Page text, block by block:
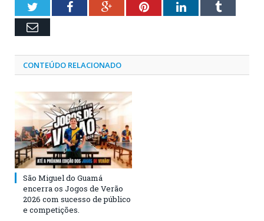
TwitterFacebookGoogle+PinterestLinkedInTumblr
Email
CONTEÚDO RELACIONADO
São Miguel do Guamá
encerra os Jogos de Verão
2026 com sucesso de público
e competições.